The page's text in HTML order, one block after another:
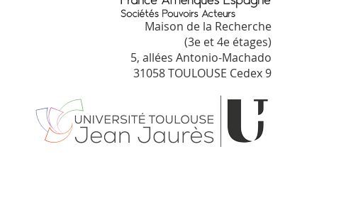
Maison de la Recherche
(3e et 4e étages)
5, allées Antonio-Machado
31058 TOULOUSE Cedex 9